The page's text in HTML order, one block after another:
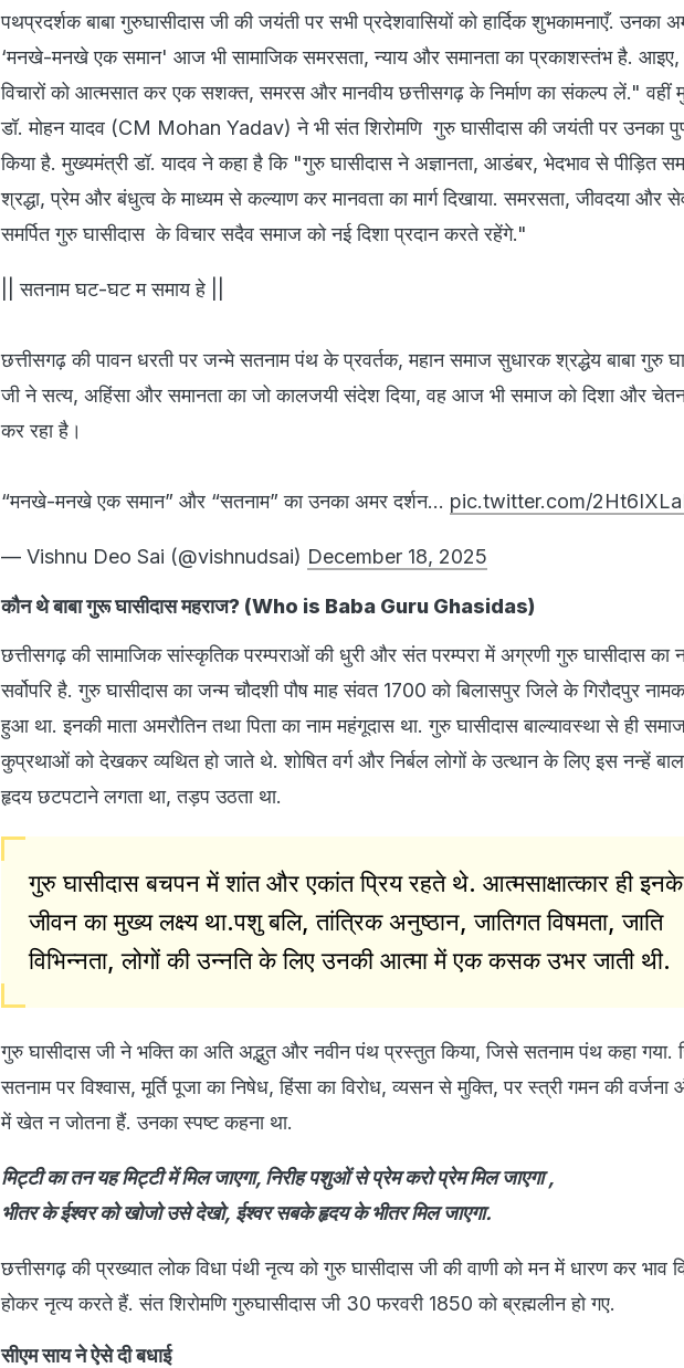
पथप्रदर्शक बाबा गुरुघासीदास जी की जयंती पर सभी प्रदेशवासियों को हार्दिक शुभकामनाएँ. उनका
‘मनखे-मनखे एक समान' आज भी सामाजिक समरसता, न्याय और समानता का प्रकाशस्तंभ है.
विचारों को आत्मसात कर एक सशक्त, समरस और मानवीय छत्तीसगढ़ के निर्माण का संकल्प लें." वहीं
डॉ. मोहन यादव (CM Mohan Yadav) ने भी संत शिरोमणि गुरु घासीदास की जयंती पर उनका
किया है. मुख्यमंत्री डॉ. यादव ने कहा है कि "गुरु घासीदास ने अज्ञानता, आडंबर, भेदभाव से पीड़ित
श्रद्धा, प्रेम और बंधुत्व के माध्यम से कल्याण कर मानवता का मार्ग दिखाया. समरसता, जीवदया और
समर्पित गुरु घासीदास के विचार सदैव समाज को नई दिशा प्रदान करते रहेंगे."
|| सतनाम घट-घट म समाय हे ||
छत्तीसगढ़ की पावन धरती पर जन्मे सतनाम पंथ के प्रवर्तक, महान समाज सुधारक श्रद्धेय बाबा गुरु
जी ने सत्य, अहिंसा और समानता का जो कालजयी संदेश दिया, वह आज भी समाज को दिशा और
कर रहा है।
“मनखे-मनखे एक समान” और “सतनाम” का उनका अमर दर्शन… pic.twitter.com/
— Vishnu Deo Sai (@vishnudsai) December 18, 2025
कौन थे बाबा गुरू घासीदास महराज? (Who is Baba Guru Ghasidas)
छत्तीसगढ़ की सामाजिक सांस्कृतिक परम्पराओं की धुरी और संत परम्परा में अग्रणी गुरु घासीदास का
सर्वोपरि है. गुरु घासीदास का जन्म चौदशी पौष माह संवत 1700 को बिलासपुर जिले के गिरौदपुर
हुआ था. इनकी माता अमरौतिन तथा पिता का नाम महंगूदास था. गुरु घासीदास बाल्यावस्था से ही समाज
कुप्रथाओं को देखकर व्यथित हो जाते थे. शोषित वर्ग और निर्बल लोगों के उत्थान के लिए इस नन्हें
हृदय छटपटाने लगता था, तड़प उठता था.
गुरु घासीदास बचपन में शांत और एकांत प्रिय रहते थे. आत्मसाक्षात्कार ही इनके
जीवन का मुख्य लक्ष्य था.पशु बलि, तांत्रिक अनुष्ठान, जातिगत विषमता, जाति
विभिन्नता, लोगों की उन्नति के लिए उनकी आत्मा में एक कसक उभर जाती थी.
गुरु घासीदास जी ने भक्ति का अति अद्भुत और नवीन पंथ प्रस्तुत किया, जिसे सतनाम पंथ कहा गया.
सतनाम पर विश्वास, मूर्ति पूजा का निषेध, हिंसा का विरोध, व्यसन से मुक्ति, पर स्त्री गमन की वर्जना
में खेत न जोतना हैं. उनका स्पष्ट कहना था.
मिट्टी का तन यह मिट्टी में मिल जाएगा, निरीह पशुओं से प्रेम करो प्रेम मिल जाएगा ,
भीतर के ईश्वर को खोजो उसे देखो, ईश्वर सबके हृदय के भीतर मिल जाएगा.
छत्तीसगढ़ की प्रख्यात लोक विधा पंथी नृत्य को गुरु घासीदास जी की वाणी को मन में धारण कर भाव
होकर नृत्य करते हैं. संत शिरोमणि गुरुघासीदास जी 30 फरवरी 1850 को ब्रह्मलीन हो गए.
सीएम साय ने ऐसे दी बधाई